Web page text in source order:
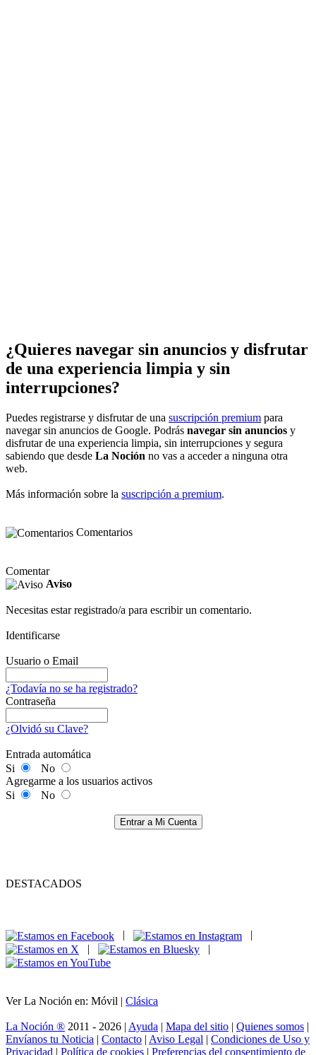
¿Quieres navegar sin anuncios y disfrutar
de una experiencia limpia y sin
interrupciones?
Puedes registrarse y disfrutar de una suscripción premium para
navegar sin anuncios de Google. Podrás navegar sin anuncios y
disfrutar de una experiencia limpia, sin interrupciones y segura
sabiendo que desde La Noción no vas a acceder a ninguna otra
web.
Más información sobre la suscripción a premium.
Comentarios
Comentar
Aviso
Necesitas estar registrado/a para escribir un comentario.
Identificarse
Usuario o Email
¿Todavía no se ha registrado?
Contraseña
¿Olvidó su Clave?
Entrada automática
Si
No
Agregarme a los usuarios activos
Si
No
Entrar a Mi Cuenta
DESTACADOS
|
|
|
|
Ver La Noción en: Móvil | Clásica
La Noción ® 2011 - 2026 | Ayuda | Mapa del sitio | Quienes somos |
Envíanos tu Noticia | Contacto | Aviso Legal | Condiciones de Uso y
Privacidad | Política de cookies | Preferencias del consentimiento de